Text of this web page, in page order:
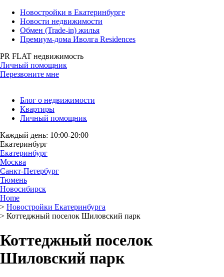
Новостройки в Екатеринбурге
Новости недвижимости
Обмен (Trade-in) жилья
Премиум-дома Иволга Residences
PR FLAT недвижимость
Личный помощник
Перезвоните мне
Блог о недвижимости
Квартиры
Личный помощник
Каждый день: 10:00-20:00
Екатеринбург
Екатеринбург
Москва
Санкт-Петербург
Тюмень
Новосибирск
Home
> Новостройки Екатеринбурга
> Коттеджный поселок Шиловский парк
Коттеджный поселок
Шиловский парк